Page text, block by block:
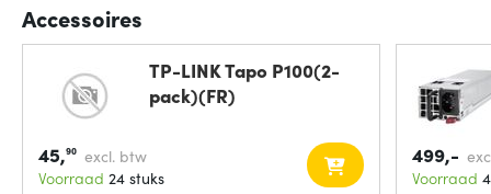
Accessoires
TP-LINK Tapo P100(2-
pack)(FR)
45,90 excl. btw
Voorraad 24 stuks
499,-
Voorraad